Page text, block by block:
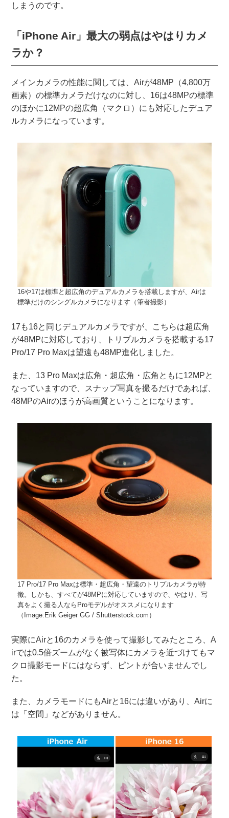
しまうのです。
「iPhone Air」最大の弱点はやはりカメ
ラか？
メインカメラの性能に関しては、Airが48MP（4,800万
画素）の標準カメラだけなのに対し、16は48MPの標準
のほかに12MPの超広角（マクロ）にも対応したデュア
ルカメラになっています。
16や17は標準と超広角のデュアルカメラを搭載しますが、Airは
標準だけのシングルカメラになります（筆者撮影）
17も16と同じデュアルカメラですが、こちらは超広角
が48MPに対応しており、トリプルカメラを搭載する17
Pro/17 Pro Maxは望遠も48MP進化しました。
また、13 Pro Maxは広角・超広角・広角ともに12MPと
なっていますので、スナップ写真を撮るだけであれば、
48MPのAirのほうが高画質ということになります。
17 Pro/17 Pro Maxは標準・超広角・望遠のトリプルカメラが特
徴。しかも、すべてが48MPに対応していますので、やはり、写
真をよく撮る人ならProモデルがオススメになります
（Image:Erik Geiger GG / Shutterstock.com）
実際にAirと16のカメラを使って撮影してみたところ、A
irでは0.5倍ズームがなく被写体にカメラを近づけてもマ
クロ撮影モードにはならず、ピントが合いませんでし
た。
また、カメラモードにもAirと16には違いがあり、Airに
は「空間」などがありません。